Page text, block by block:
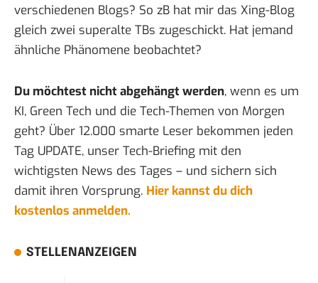
verschiedenen Blogs? So zB hat mir das Xing-Blog
gleich zwei superalte TBs zugeschickt. Hat jemand
ähnliche Phänomene beobachtet?
Du möchtest nicht abgehängt werden, wenn es um
KI, Green Tech und die Tech-Themen von Morgen
geht? Über 12.000 smarte Leser bekommen jeden
Tag UPDATE, unser Tech-Briefing mit den
wichtigsten News des Tages – und sichern sich
damit ihren Vorsprung. Hier kannst du dich
kostenlos anmelden.
STELLENANZEIGEN